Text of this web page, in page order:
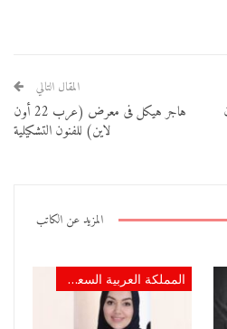
المقال التالي
هاجر هيكل فى معرض (عرب 22 أون
لاين) للفنون التشكيلية
المزيد عن الكاتب
المملكة العربية السعودية